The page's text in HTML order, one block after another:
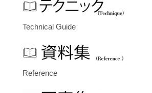
Technical Guide
Reference